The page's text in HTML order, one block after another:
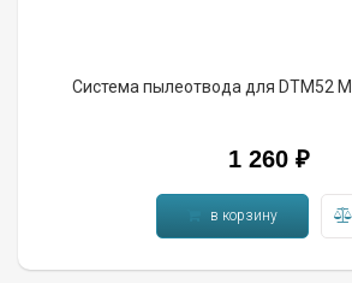
Система пылеотвода для DTM52
1 260 ₽
в корзину